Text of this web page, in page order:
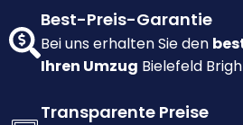
Best-Preis-Garantie
Bei uns erhalten Sie den
Ihren Umzug Bielefeld
Transparente Preise